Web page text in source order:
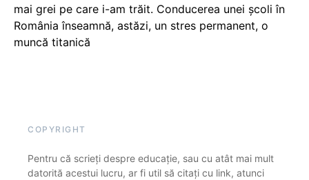
mai grei pe care i-am trăit. Conducerea unei școli în
România înseamnă, astăzi, un stres permanent, o
muncă titanică
COPYRIGHT
Pentru că scrieți despre educație, sau cu atât mai mult
datorită acestui lucru, ar fi util să citați cu link, atunci